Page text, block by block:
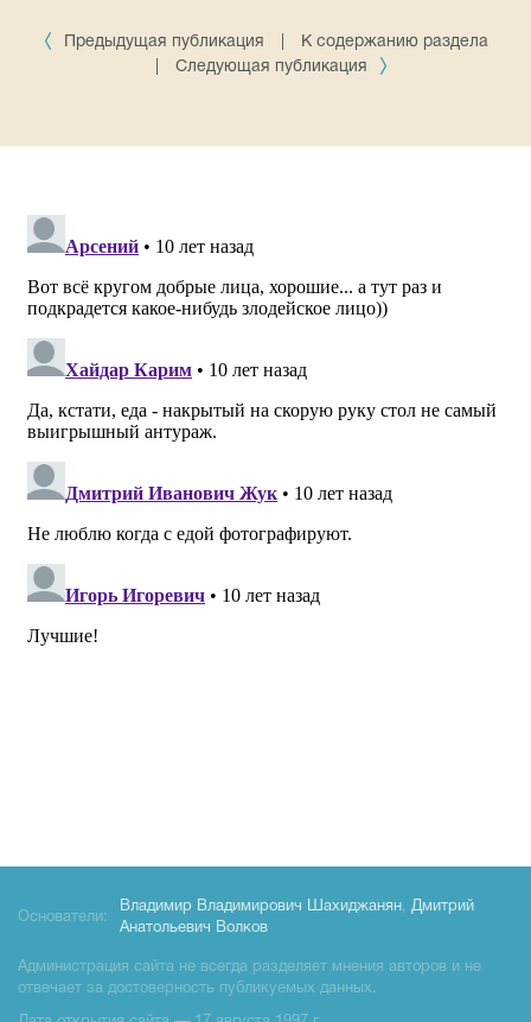
Предыдущая публикация
К содержанию раздела
Следующая публикация
Основатели:
Владимир Владимирович Шахиджанян, Дмитрий
Анатольевич Волков
Администрация сайта не всегда разделяет мнения авторов и не
отвечает за достоверность публикуемых данных.